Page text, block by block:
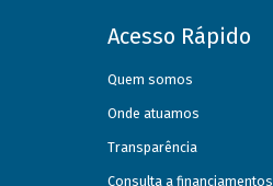
Acesso Rápido
Quem somos
Onde atuamos
Transparência
Consulta a financiamentos